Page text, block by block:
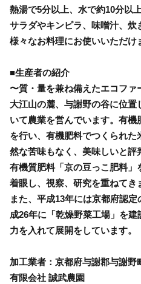
熱湯で5分以上、水で約10分以
サラダやキンピラ、味噌汁、
様々なお料理にお使いいただけ
■生産者の紹介
〜質・量を兼ね備えたエコファ
大江山の麓、与謝野の谷に位置
いて農業を営んでいます。有
を行い、有機肥料でつくられた
然な苦味もなく、美味しいと
有機質肥料「京の豆っこ肥料
着眼し、視察、研究を重ねてき
また、平成13年には京都府認
成26年に「乾燥野菜工場」を
力を入れて展開をしています。
加工業者：京都府与謝郡与謝野
有限会社 誠武農園